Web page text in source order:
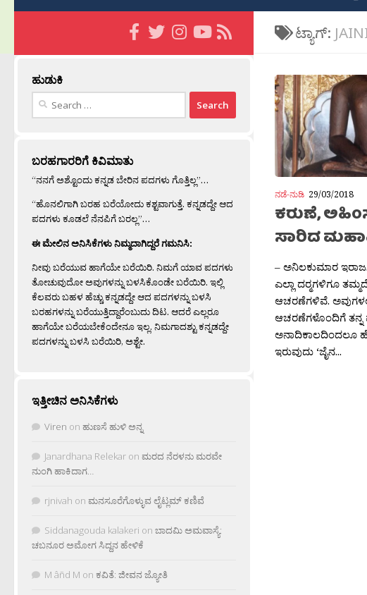
ಟ್ಯಾಗ್:
ನಡೆ-ನುಡಿ 29/03/2018
ಕರುಣೆ,
ಸಾರಿದ
– ಅನಿಲಕುಮಾರ
ಎಲ್ಲಾ ದರ‍್ಮಗಳಿಗೂ
ಆಚರಣೆಗಳಿವೆ.
ಆಚರಣೆಗಳೊಂದಿಗೆ ತನ್ನ
ಅನಾದಿಕಾಲದಿಂದಲೂ
ಇರುವುದು ‘ಜೈನ...
ಹುಡುಕಿ
Search
ಬರಹಗಾರರಿಗೆ ಕಿವಿಮಾತು
“ನನಗೆ ಅಶ್ಟೊಂದು ಕನ್ನಡ ಬೇರಿನ ಪದಗಳು ಗೊತ್ತಿಲ್ಲ”…
“ಹೊನಲಿಗಾಗಿ ಬರಹ ಬರೆಯೋದು ಕಶ್ಟವಾಗುತ್ತೆ. ಕನ್ನಡದ್ದೇ ಆದ
ಪದಗಳು ಕೂಡಲೆ ನೆನಪಿಗೆ ಬರಲ್ಲ”…
ಈ ಮೇಲಿನ ಅನಿಸಿಕೆಗಳು ನಿಮ್ಮದಾಗಿದ್ದರೆ ಗಮನಿಸಿ:
ನೀವು ಬರೆಯುವ ಹಾಗೆಯೇ ಬರೆಯಿರಿ. ನಿಮಗೆ ಯಾವ ಪದಗಳು
ತೋಚುವುದೋ ಅವುಗಳನ್ನು ಬಳಸಿಕೊಂಡೇ ಬರೆಯಿರಿ. ಇಲ್ಲಿ
ಕೆಲವರು ಬಹಳ ಹೆಚ್ಚು ಕನ್ನಡದ್ದೇ ಆದ ಪದಗಳನ್ನು ಬಳಸಿ
ಬರಹಗಳನ್ನು ಬರೆಯುತ್ತಿದ್ದಾರೆಂಬುದು ದಿಟ. ಆದರೆ ಎಲ್ಲರೂ
ಹಾಗೆಯೇ ಬರೆಯಬೇಕೆಂದೇನೂ ಇಲ್ಲ. ನಿಮಗಾದಶ್ಟು ಕನ್ನಡದ್ದೇ
ಪದಗಳನ್ನು ಬಳಸಿ ಬರೆಯಿರಿ, ಅಶ್ಟೇ.
ಇತ್ತೀಚಿನ ಅನಿಸಿಕೆಗಳು
Viren on ಹುಣಸೆ ಹುಳಿ ಅನ್ನ
Janardhana Relekar on ಮರದ ನೆರಳನು ಮರವೇ
ನುಂಗಿ ಹಾಕಿದಾಗ…
rjnivah on ಮನಸೂರೆಗೊಳ್ಳುವ ಲೈಟ್ಲಮ್ ಕಣಿವೆ
Siddanagouda kalakeri on ಬಾದಮಿ ಅಮವಾಸ್ಯೆ:
ಚಬನೂರ ಅಮೋಗ ಸಿದ್ದನ ಹೇಳಿಕೆ
M âñd M on ಕವಿತೆ: ಜೀವನ ಜ್ಯೋತಿ